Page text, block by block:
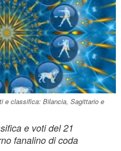
e classifica: Bilancia, Sagittario e
e voti del 21
fanalino di coda